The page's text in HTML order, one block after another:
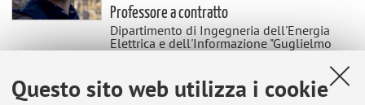
Questo sito web utilizza i cookie
Professore a contratto
Dipartimento di Ingegneria dell'Energia
Elettrica e dell'Informazione "Guglielmo
Marconi"
Dipartimento di Scienze Politiche e Sociali